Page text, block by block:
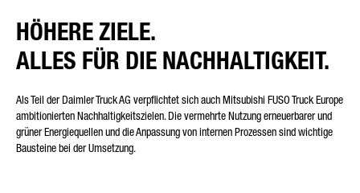
HÖHERE ZIELE.
ALLES FÜR DIE NACHHALTIGKEIT.
Als Teil der Daimler Truck AG verpflichtet sich auch Mitsubishi FUSO Truck Europe
ambitionierten Nachhaltigkeitszielen. Die vermehrte Nutzung erneuerbarer und
grüner Energiequellen und die Anpassung von internen Prozessen sind wichtige
Bausteine bei der Umsetzung.